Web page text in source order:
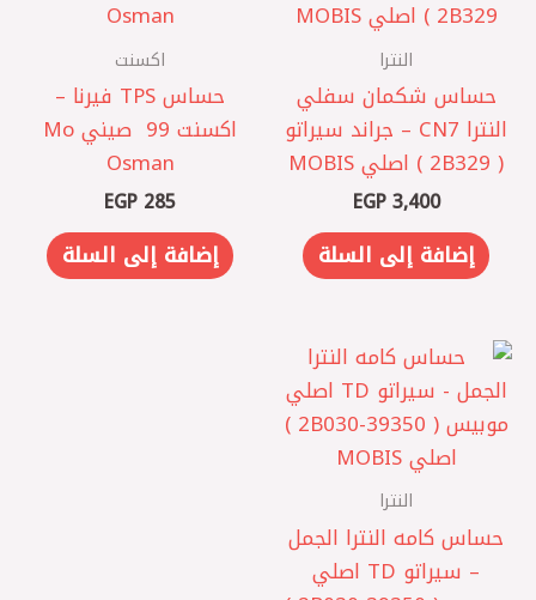
النترا
حساس شكمان سفلي
النترا CN7 – جراند سيراتو
( 2B329 ) اصلي MOBIS
EGP3,400
إضافة إلى السلة
اكسنت
حساس TPS فيرنا –
اكسنت 99 ‏ صيني Mo
Osman
EGP 285
إضافة إلى السلة
النترا
حساس كامه النترا الجمل
– سيراتو TD اصلي